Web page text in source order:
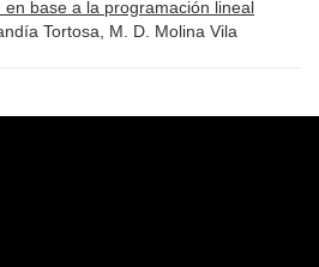
base a la programación lineal
Tortosa, M. D. Molina Vila